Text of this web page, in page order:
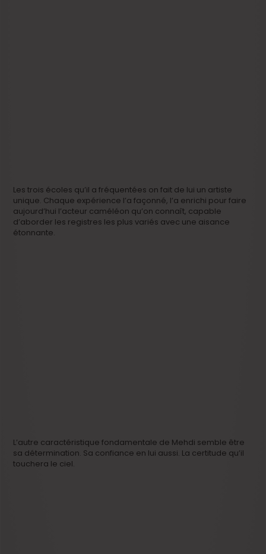
Les trois écoles qu’il a fréquentées on fait de lui un artiste
unique. Chaque expérience l’a façonné, l’a enrichi pour faire
aujourd’hui l’acteur caméléon qu’on connaît, capable
d’aborder les registres les plus variés avec une aisance
étonnante.
L’autre caractéristique fondamentale de Mehdi semble être
sa détermination. Sa confiance en lui aussi. La certitude qu’il
touchera le ciel.